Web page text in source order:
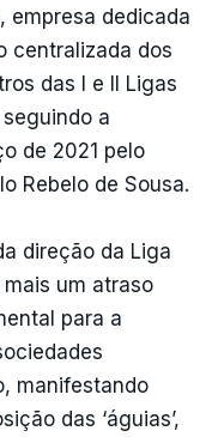
empresa dedicada
centralizada dos
das I e II Ligas
a
de 2021 pelo
Rebelo de Sousa.
direção da Liga
um atraso
para a
manifestando
das ‘águias’,